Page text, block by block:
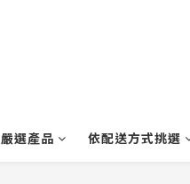
嚴選產品 依配送方式挑選